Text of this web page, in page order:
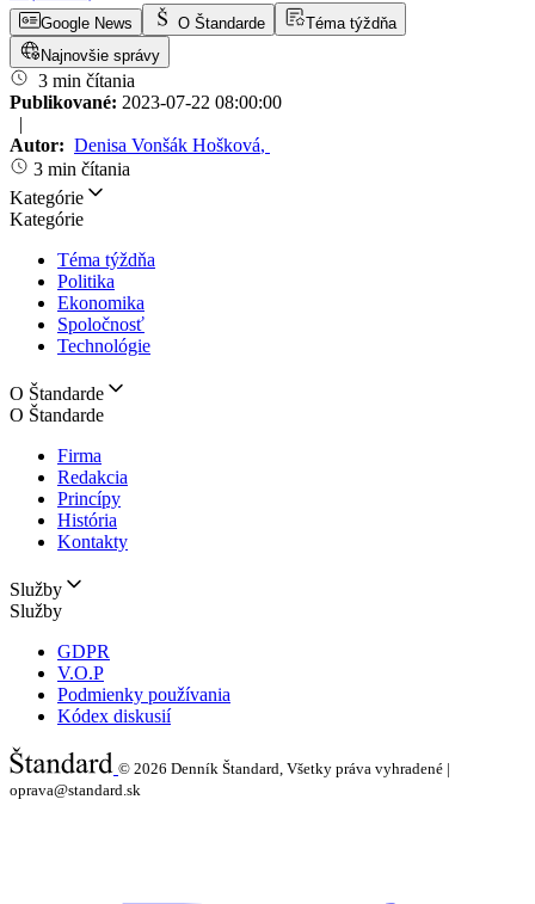
Google News O Štandarde
Téma týždňa
Najnovšie správy
3 min čítania
Publikované: 2023-07-22 08:00:00
|
Autor: Denisa Vonšák Hošková,
3 min čítania
Kategórie
Kategórie
Téma týždňa
Politika
Ekonomika
Spoločnosť
Technológie
O Štandarde
O Štandarde
Firma
Redakcia
Princípy
História
Kontakty
Služby
Služby
GDPR
V.O.P
Podmienky používania
Kódex diskusií
© 2026 Denník Štandard, Všetky práva vyhradené |
oprava@standard.sk